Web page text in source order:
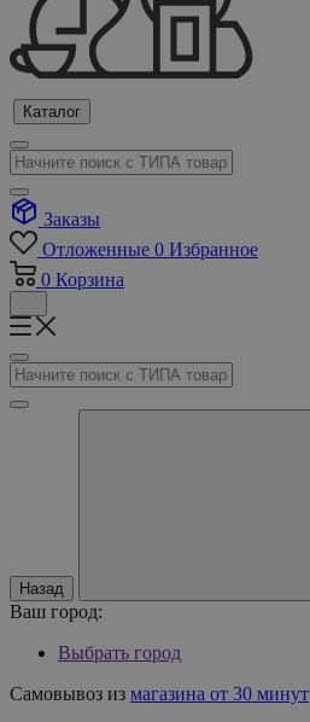
Каталог
Заказы
Отложенные 0 Избранное
0 Корзина
Назад
Ваш город:
Выбрать город
Самовывоз из магазина от 30 минут